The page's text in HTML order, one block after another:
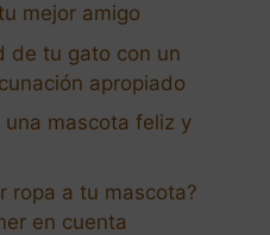
mejor amigo
de tu gato con un
apropiado
una mascota feliz y
ropa a tu mascota?
en cuenta